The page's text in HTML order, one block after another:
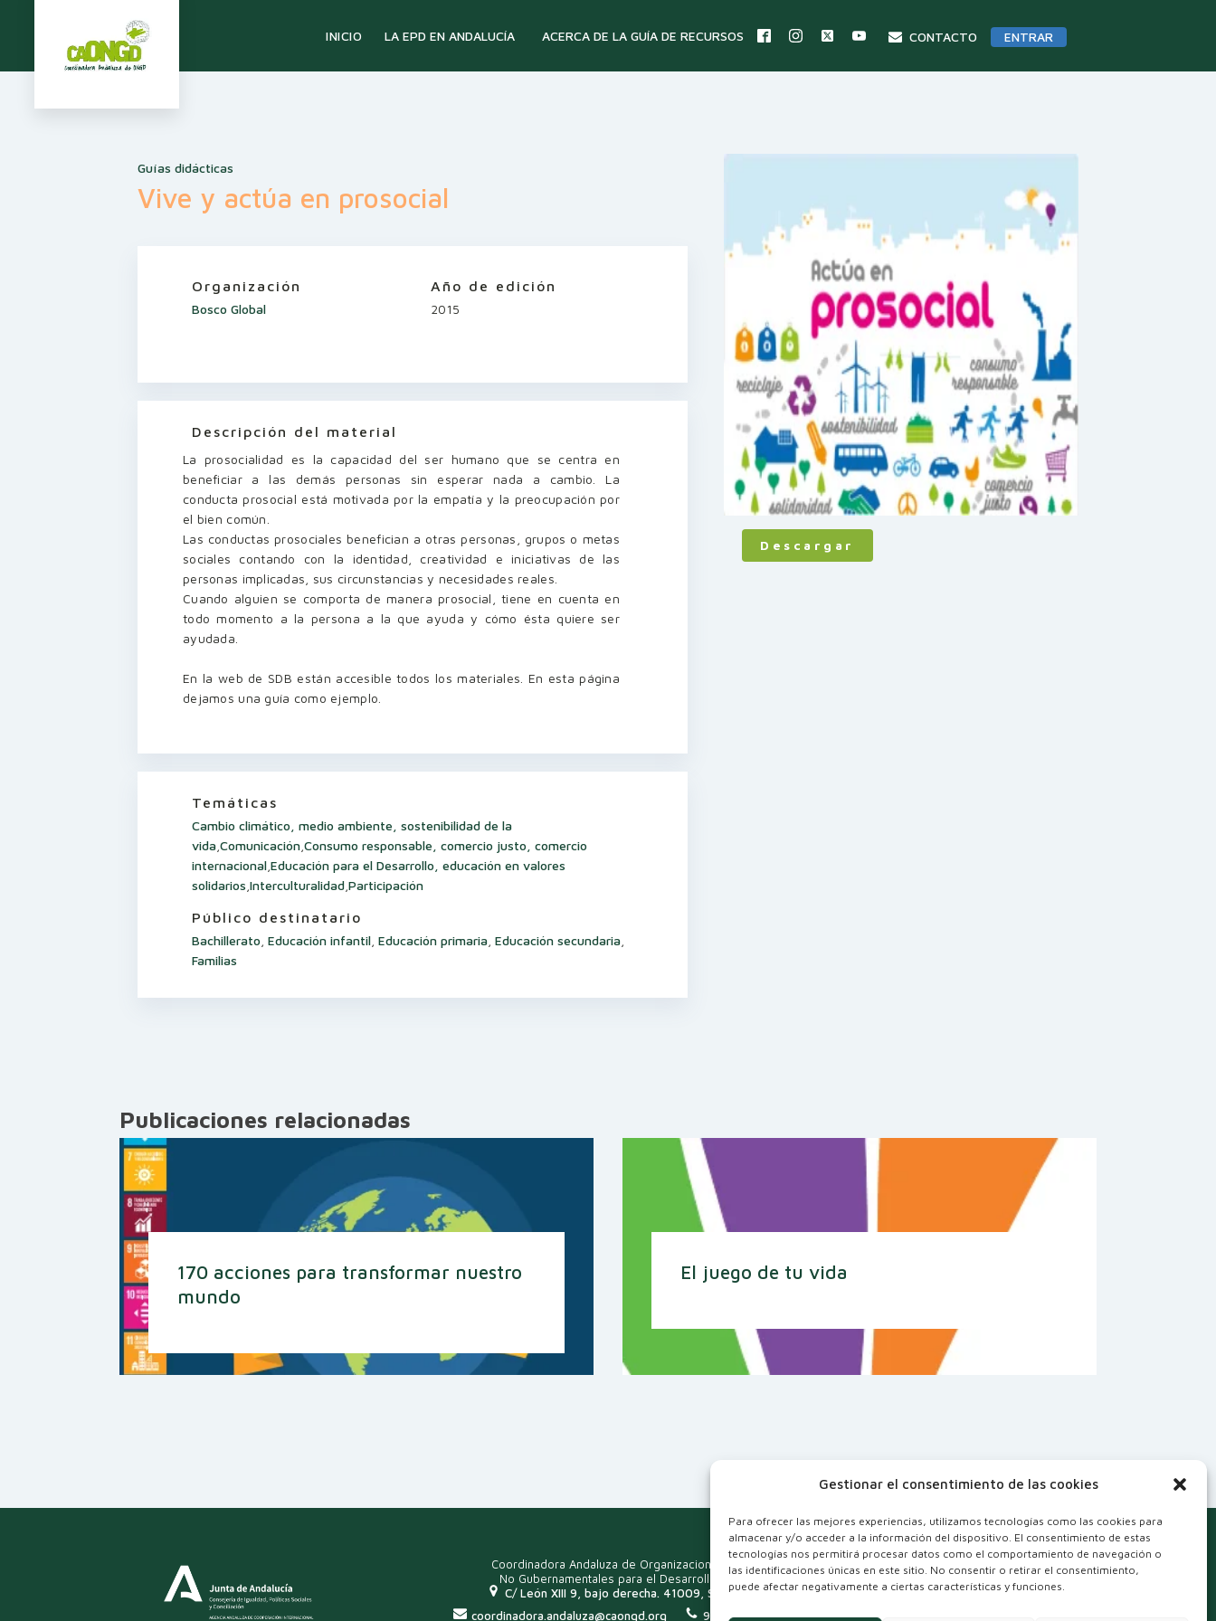
Gestionar el consentimiento de las cookies
Para ofrecer las mejores experiencias, utilizamos tecnologías como las cookies para
almacenar y/o acceder a la información del dispositivo. El consentimiento de estas
tecnologías nos permitirá procesar datos como el comportamiento de navegación o
las identificaciones únicas en este sitio. No consentir o retirar el consentimiento,
puede afectar negativamente a ciertas características y funciones.
INICIO LA EPD EN ANDALUCÍA ACERCA DE LA GUÍA DE RECURSOS CONTACTO ENTRAR
Descargar
Guías didácticas
Vive y actúa en prosocial
Organización
Bosco Global
Año de edición
2015
Descripción del material
La prosocialidad es la capacidad del ser humano que se centra en
beneficiar a las demás personas sin esperar nada a cambio. La
conducta prosocial está motivada por la empatía y la preocupación por
el bien común.
Las conductas prosociales benefician a otras personas, grupos o metas
sociales contando con la identidad, creatividad e iniciativas de las
personas implicadas, sus circunstancias y necesidades reales.
Cuando alguien se comporta de manera prosocial, tiene en cuenta en
todo momento a la persona a la que ayuda y cómo ésta quiere ser
ayudada.
En la web de SDB están accesible todos los materiales. En esta página
dejamos una guía como ejemplo.
Temáticas
Cambio climático, medio ambiente, sostenibilidad de la
vida Comunicación Consumo responsable, comercio justo, comercio
internacional Educación para el Desarrollo, educación en valores
solidarios Interculturalidad Participación
Público destinatario
Bachillerato Educación infantil Educación primaria Educación secundaria
Familias
Publicaciones relacionadas
170 acciones para transformar nuestro
mundo
El juego de tu vida
Coordinadora Andaluza de Organizaciones
No Gubernamentales para el Desarrollo
C/ León XIII 9, bajo derecha. 41009, Sevilla
coordinadora.andaluza@caongd.org
954 915 249